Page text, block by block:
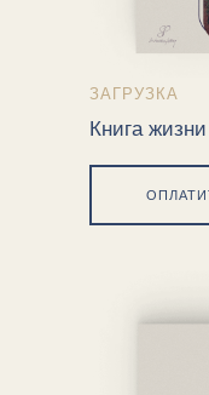
ЗАГРУЗКА
Книга жизни